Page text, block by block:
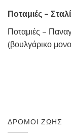
Ποταμιές –
Ποταμιές –
(βουλγάρικο
ΔΡΌΜΟΙ ΖΩΉΣ